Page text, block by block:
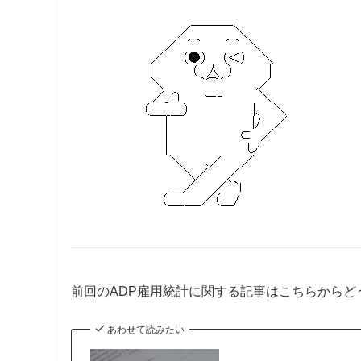
前回のADP雇用統計に関する記事はこちらからど
あわせて読みたい